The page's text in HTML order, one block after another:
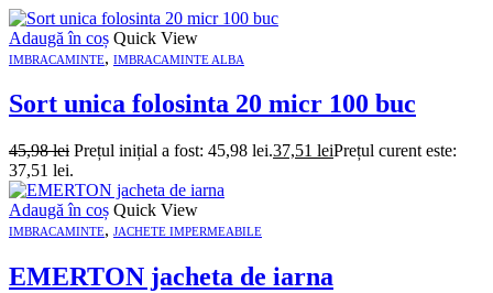
Adaugă în coș Quick View
IMBRACAMINTE, IMBRACAMINTE ALBA
Sort unica folosinta 20 micr 100 buc
45,98lei Prețul inițial a fost: 45,98 lei.37,51 leiPrețul curent este:
37,51 lei.
Adaugă în coș Quick View
IMBRACAMINTE, JACHETE IMPERMEABILE
EMERTON jacheta de iarna